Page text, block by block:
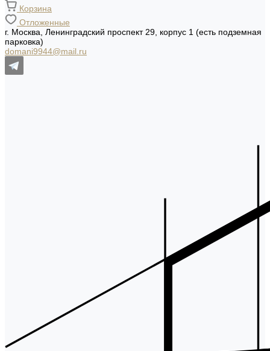
Корзина
Отложенные
г. Москва, Ленинградский проспект 29, корпус 1 (есть подземная
парковка)
domani9944@mail.ru